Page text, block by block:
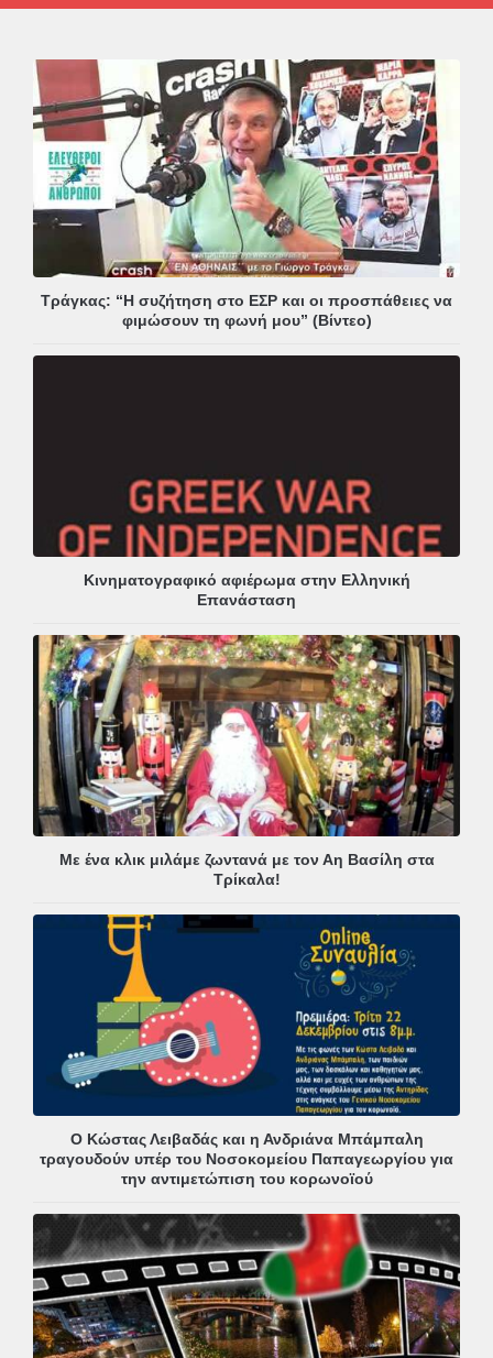
Τράγκας: “Η συζήτηση στο ΕΣΡ και οι προσπάθειες να
φιμώσουν τη φωνή μου” (Βίντεο)
Κινηματογραφικό αφιέρωμα στην Ελληνική
Επανάσταση
Με ένα κλικ μιλάμε ζωντανά με τον Αη Βασίλη στα
Τρίκαλα!
Ο Κώστας Λειβαδάς και η Ανδριάνα Μπάμπαλη
τραγουδούν υπέρ του Νοσοκομείου Παπαγεωργίου για
την αντιμετώπιση του κορωνοϊού